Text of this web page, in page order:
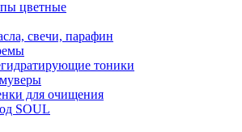
цветные
свечи, парафин
тоники
для очищения
SOUL